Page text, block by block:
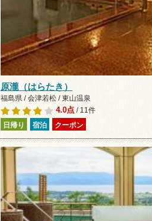
原瀧（はらたき）
福島県 / 会津若松 / 東山温泉
4.0点/ 11件
日帰り 宿泊 クーポン